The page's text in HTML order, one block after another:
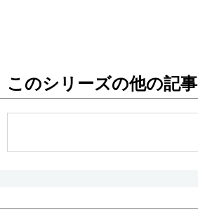
お知らせ
このシリーズの他の記事